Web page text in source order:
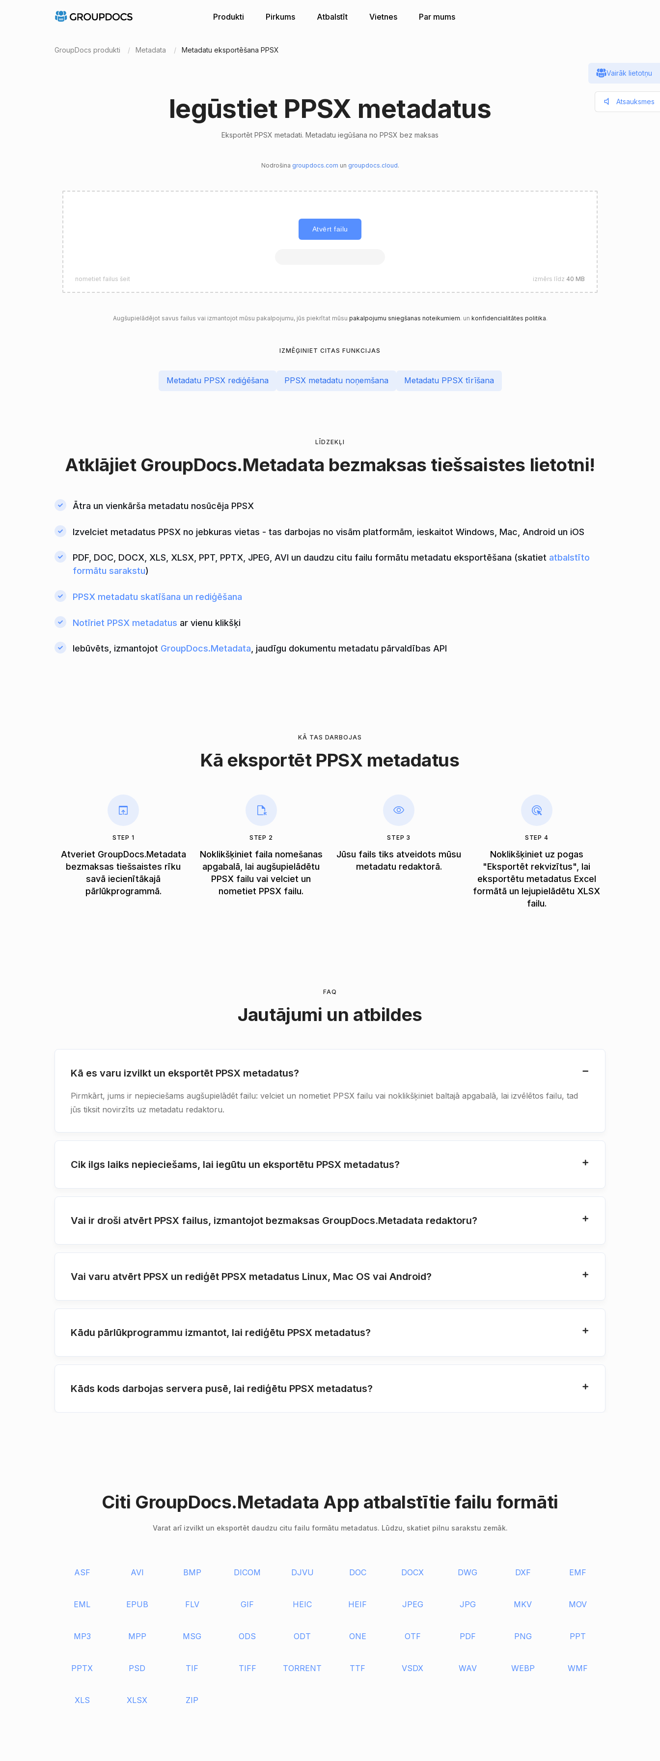
Produkti Pirkums Atbalstīt Vietnes Par mums
GroupDocs produkti Metadata Metadatu eksportēšana PPSX
Iegūstiet PPSX metadatus
Eksportēt PPSX metadati. Metadatu iegūšana no PPSX bez maksas
Nodrošina groupdocs.com un groupdocs.cloud.
Atvērt failu
nometiet failus šeit izmērs līdz 40 MB
Augšupielādējot savus failus vai izmantojot mūsu pakalpojumu, jūs piekrītat mūsu pakalpojumu sniegšanas noteikumiem. un konfidencialitātes politika.
IZMĒĢINIET CITAS FUNKCIJAS
Metadatu PPSX rediģēšana PPSX metadatu noņemšana Metadatu PPSX tīrīšana
LĪDZEKĻI
Atklājiet GroupDocs.Metadata bezmaksas tiešsaistes lietotni!
Ātra un vienkārša metadatu nosūcēja PPSX
Izvelciet metadatus PPSX no jebkuras vietas - tas darbojas no visām platformām, ieskaitot Windows, Mac, Android un iOS
PDF, DOC, DOCX, XLS, XLSX, PPT, PPTX, JPEG, AVI un daudzu citu failu formātu metadatu eksportēšana (skatiet atbalstīto
formātu sarakstu)
PPSX metadatu skatīšana un rediģēšana
Notīriet PPSX metadatus ar vienu klikšķi
Iebūvēts, izmantojot GroupDocs.Metadata , jaudīgu dokumentu metadatu pārvaldības API
KĀ TAS DARBOJAS
Kā eksportēt PPSX metadatus
STEP 1
Atveriet GroupDocs.Metadata
bezmaksas tiešsaistes rīku
savā iecienītākajā
pārlūkprogrammā.
STEP 2
Noklikšķiniet faila nomešanas
apgabalā, lai augšupielādētu
PPSX failu vai velciet un
nometiet PPSX failu.
STEP 3
Jūsu fails tiks atveidots mūsu
metadatu redaktorā.
STEP 4
Noklikšķiniet uz pogas
"Eksportēt rekvizītus", lai
eksportētu metadatus Excel
formātā un lejupielādētu XLSX
failu.
FAQ
Jautājumi un atbildes
Kā es varu izvilkt un eksportēt PPSX metadatus?
Pirmkārt, jums ir nepieciešams augšupielādēt failu: velciet un nometiet PPSX failu vai noklikšķiniet baltajā apgabalā, lai izvēlētos failu, tad
jūs tiksit novirzīts uz metadatu redaktoru.
Cik ilgs laiks nepieciešams, lai iegūtu un eksportētu PPSX metadatus?
Vai ir droši atvērt PPSX failus, izmantojot bezmaksas GroupDocs.Metadata redaktoru?
Vai varu atvērt PPSX un rediģēt PPSX metadatus Linux, Mac OS vai Android?
Kādu pārlūkprogrammu izmantot, lai rediģētu PPSX metadatus?
Kāds kods darbojas servera pusē, lai rediģētu PPSX metadatus?
Citi GroupDocs.Metadata App atbalstītie failu formāti
Varat arī izvilkt un eksportēt daudzu citu failu formātu metadatus. Lūdzu, skatiet pilnu sarakstu zemāk.
ASF AVI BMP DICOM DJVU DOC DOCX DWG DXF EMF
EML EPUB FLV GIF HEIC HEIF JPEG JPG MKV MOV
MP3 MPP MSG ODS ODT ONE OTF PDF PNG PPT
PPTX PSD TIF TIFF TORRENT TTF VSDX WAV WEBP WMF
XLS XLSX ZIP
Vairāk lietotņu
Atsauksmes